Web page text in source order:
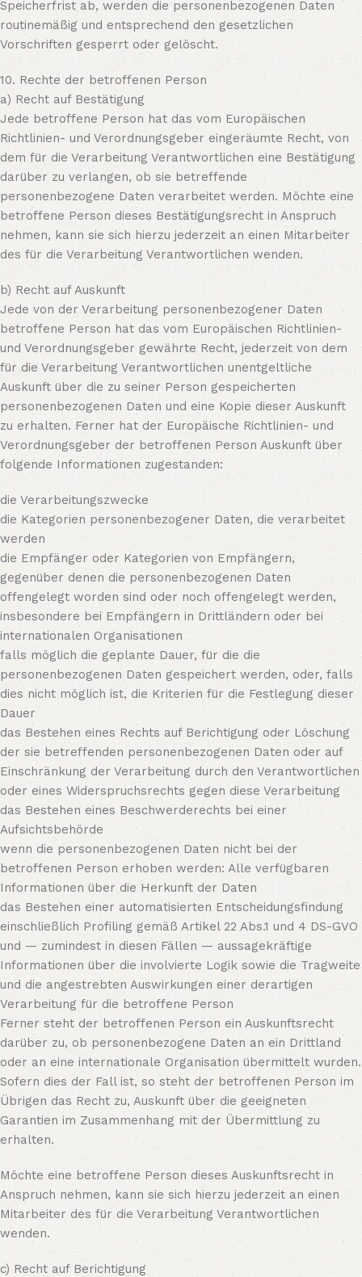
Speicherfrist ab, werden die personenbezogenen Daten
routinemäßig und entsprechend den gesetzlichen
Vorschriften gesperrt oder gelöscht.
10. Rechte der betroffenen Person
a) Recht auf Bestätigung
Jede betroffene Person hat das vom Europäischen
Richtlinien- und Verordnungsgeber eingeräumte Recht, von
dem für die Verarbeitung Verantwortlichen eine Bestätigung
darüber zu verlangen, ob sie betreffende
personenbezogene Daten verarbeitet werden. Möchte eine
betroffene Person dieses Bestätigungsrecht in Anspruch
nehmen, kann sie sich hierzu jederzeit an einen Mitarbeiter
des für die Verarbeitung Verantwortlichen wenden.
b) Recht auf Auskunft
Jede von der Verarbeitung personenbezogener Daten
betroffene Person hat das vom Europäischen Richtlinien-
und Verordnungsgeber gewährte Recht, jederzeit von dem
für die Verarbeitung Verantwortlichen unentgeltliche
Auskunft über die zu seiner Person gespeicherten
personenbezogenen Daten und eine Kopie dieser Auskunft
zu erhalten. Ferner hat der Europäische Richtlinien- und
Verordnungsgeber der betroffenen Person Auskunft über
folgende Informationen zugestanden:
die Verarbeitungszwecke
die Kategorien personenbezogener Daten, die verarbeitet
werden
die Empfänger oder Kategorien von Empfängern,
gegenüber denen die personenbezogenen Daten
offengelegt worden sind oder noch offengelegt werden,
insbesondere bei Empfängern in Drittländern oder bei
internationalen Organisationen
falls möglich die geplante Dauer, für die die
personenbezogenen Daten gespeichert werden, oder, falls
dies nicht möglich ist, die Kriterien für die Festlegung dieser
Dauer
das Bestehen eines Rechts auf Berichtigung oder Löschung
der sie betreffenden personenbezogenen Daten oder auf
Einschränkung der Verarbeitung durch den Verantwortlichen
oder eines Widerspruchsrechts gegen diese Verarbeitung
das Bestehen eines Beschwerderechts bei einer
Aufsichtsbehörde
wenn die personenbezogenen Daten nicht bei der
betroffenen Person erhoben werden: Alle verfügbaren
Informationen über die Herkunft der Daten
das Bestehen einer automatisierten Entscheidungsfindung
einschließlich Profiling gemäß Artikel 22 Abs.1 und 4 DS-GVO
und — zumindest in diesen Fällen — aussagekräftige
Informationen über die involvierte Logik sowie die Tragweite
und die angestrebten Auswirkungen einer derartigen
Verarbeitung für die betroffene Person
Ferner steht der betroffenen Person ein Auskunftsrecht
darüber zu, ob personenbezogene Daten an ein Drittland
oder an eine internationale Organisation übermittelt wurden.
Sofern dies der Fall ist, so steht der betroffenen Person im
Übrigen das Recht zu, Auskunft über die geeigneten
Garantien im Zusammenhang mit der Übermittlung zu
erhalten.
Möchte eine betroffene Person dieses Auskunftsrecht in
Anspruch nehmen, kann sie sich hierzu jederzeit an einen
Mitarbeiter des für die Verarbeitung Verantwortlichen
wenden.
c) Recht auf Berichtigung